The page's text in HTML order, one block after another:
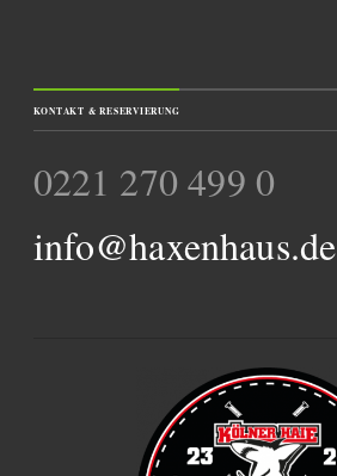
KONTAKT & RESERVIERUNG
0221 270 499 0
info@haxenhaus.de